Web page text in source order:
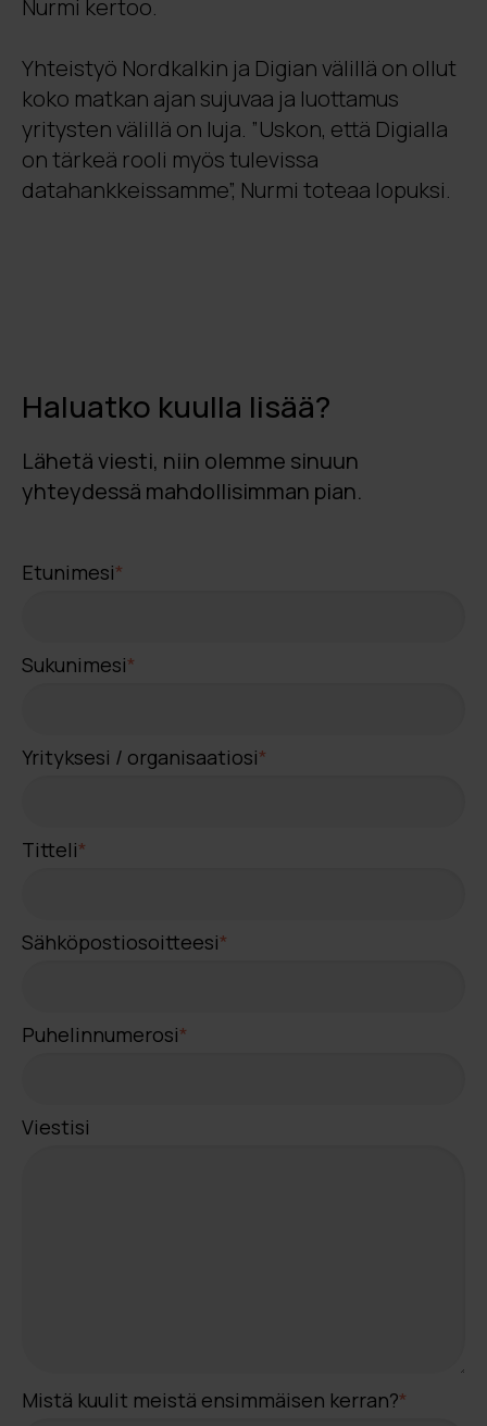
Nurmi kertoo.
Yhteistyö Nordkalkin ja Digian välillä on ollut
koko matkan ajan sujuvaa ja luottamus
yritysten välillä on luja. ”Uskon, että Digialla
on tärkeä rooli myös tulevissa
datahankkeissamme”, Nurmi toteaa lopuksi.
Haluatko kuulla lisää?
Lähetä viesti, niin olemme sinuun
yhteydessä mahdollisimman pian.
Etunimesi*
Sukunimesi*
Yrityksesi / organisaatiosi*
Titteli*
Sähköpostiosoitteesi*
Puhelinnumerosi*
Viestisi
Mistä kuulit meistä ensimmäisen kerran?*